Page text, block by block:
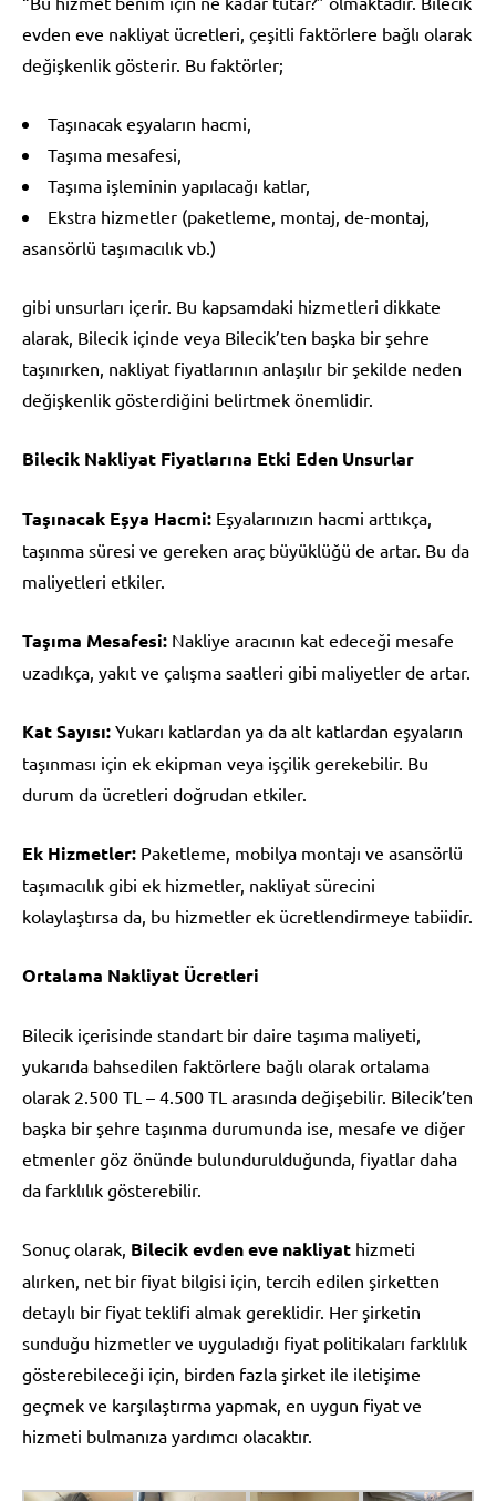
evden eve nakliyat ücretleri, çeşitli faktörlere bağlı olarak
değişkenlik gösterir. Bu faktörler;
Taşınacak eşyaların hacmi,
Taşıma mesafesi,
Taşıma işleminin yapılacağı katlar,
Ekstra hizmetler (paketleme, montaj, de-montaj,
asansörlü taşımacılık vb.)
gibi unsurları içerir. Bu kapsamdaki hizmetleri dikkate
alarak, Bilecik içinde veya Bilecik’ten başka bir şehre
taşınırken, nakliyat fiyatlarının anlaşılır bir şekilde neden
değişkenlik gösterdiğini belirtmek önemlidir.
Bilecik Nakliyat Fiyatlarına Etki Eden Unsurlar
Taşınacak Eşya Hacmi: Eşyalarınızın hacmi arttıkça,
taşınma süresi ve gereken araç büyüklüğü de artar. Bu da
maliyetleri etkiler.
Taşıma Mesafesi: Nakliye aracının kat edeceği mesafe
uzadıkça, yakıt ve çalışma saatleri gibi maliyetler de artar.
Kat Sayısı: Yukarı katlardan ya da alt katlardan eşyaların
taşınması için ek ekipman veya işçilik gerekebilir. Bu
durum da ücretleri doğrudan etkiler.
Ek Hizmetler: Paketleme, mobilya montajı ve asansörlü
taşımacılık gibi ek hizmetler, nakliyat sürecini
kolaylaştırsa da, bu hizmetler ek ücretlendirmeye tabiidir.
Ortalama Nakliyat Ücretleri
Bilecik içerisinde standart bir daire taşıma maliyeti,
yukarıda bahsedilen faktörlere bağlı olarak ortalama
olarak 2.500 TL – 4.500 TL arasında değişebilir. Bilecik’ten
başka bir şehre taşınma durumunda ise, mesafe ve diğer
etmenler göz önünde bulundurulduğunda, fiyatlar daha
da farklılık gösterebilir.
Sonuç olarak, Bilecik evden eve nakliyat hizmeti
alırken, net bir fiyat bilgisi için, tercih edilen şirketten
detaylı bir fiyat teklifi almak gereklidir. Her şirketin
sunduğu hizmetler ve uyguladığı fiyat politikaları farklılık
gösterebileceği için, birden fazla şirket ile iletişime
geçmek ve karşılaştırma yapmak, en uygun fiyat ve
hizmeti bulmanıza yardımcı olacaktır.